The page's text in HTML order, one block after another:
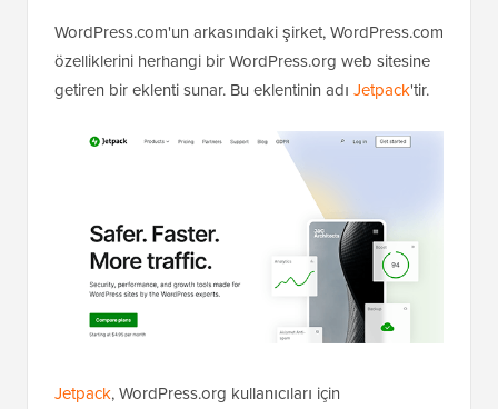
WordPress.com'un arkasındaki şirket, WordPress.com
özelliklerini herhangi bir WordPress.org web sitesine
getiren bir eklenti sunar. Bu eklentinin adı Jetpack'tir.
Jetpack, WordPress.org kullanıcıları için